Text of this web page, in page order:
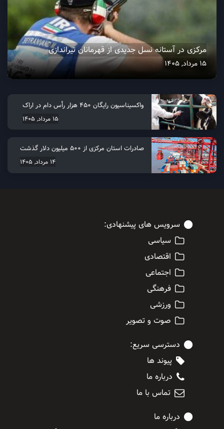
مرکزی در آستانه نسل جدیدی از قهرمانان تیراندازی
15 مرداد, 1405
واکسیناسیون رایگان ۴۵۰ هزار رأس دام در اراک
15 مرداد, 1405
صادرات استان مرکزی از 500 میلیون دلار گذشت
14 مرداد, 1405
سرویس های پیشنهادی:
سیاسی
اقتصادی
اجتماعی
فرهنگی
ورزشی
صوت و تصویر
دسترسی سریع:
پیوند ها
درباره ما
تماس با ما
درباره ما